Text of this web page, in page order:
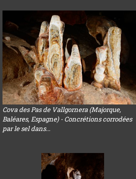
Cova des Pas de Vallgornera (Majorque,
Baléares, Espagne) - Concrétions corrodées
par le sel dans...